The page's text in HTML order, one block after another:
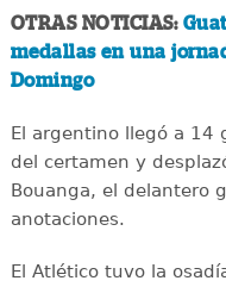
OTRAS NOTICIAS:
medallas en una
Domingo
El argentino llegó a 14
del certamen y
Bouanga, el delantero
anotaciones.
El Atlético tuvo la